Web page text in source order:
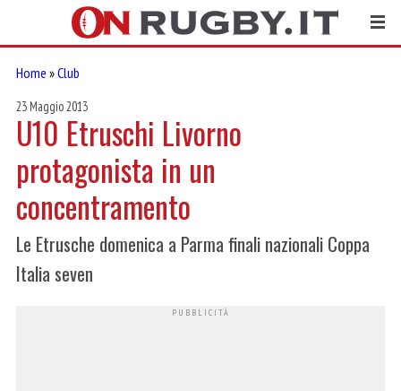
Home »Club
23 Maggio 2013
U10 Etruschi Livorno
protagonista in un
concentramento
Le Etrusche domenica a Parma finali nazionali Coppa
Italia seven